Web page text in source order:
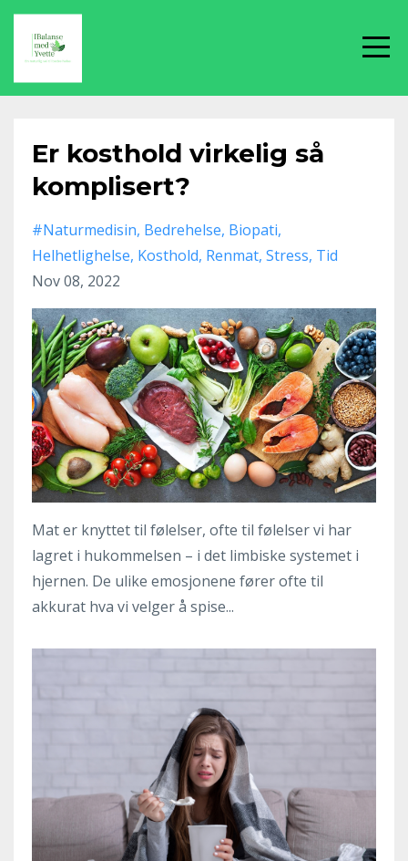
Er kosthold virkelig så
komplisert?
#naturmedisin Bedrehelse Biopati
Helhetlighelse Kosthold Renmat Stress Tid
Nov 08, 2022
Mat er knyttet til følelser, ofte til følelser vi har
lagret i hukommelsen – i det limbiske systemet i
hjernen. De ulike emosjonene fører ofte til
akkurat hva vi velger å spise...